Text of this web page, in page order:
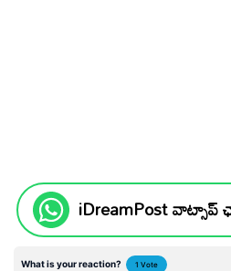
iDreamPost